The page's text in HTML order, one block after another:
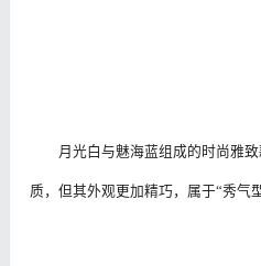
月光白与魅海蓝组成的时尚雅
质，但其外观更加精巧，属于“秀气